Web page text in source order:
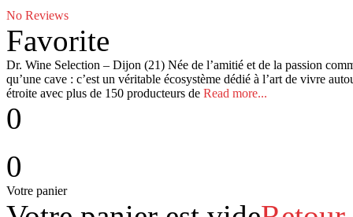
No Reviews
Favorite
Dr. Wine Selection – Dijon (21) Née de l’amitié et de la passion
qu’une cave : c’est un véritable écosystème dédié à l’art de vivre
étroite avec plus de 150 producteurs de Read more...
0
0
Votre panier